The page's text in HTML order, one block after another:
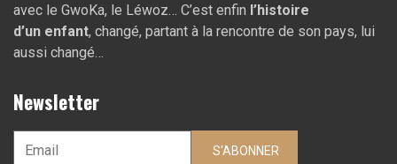
avec le GwoKa, le Léwoz… C’est enfin l’histoire
d’un enfant, changé, partant à la rencontre de son pays, lui
aussi changé…
Newsletter
S'ABONNER